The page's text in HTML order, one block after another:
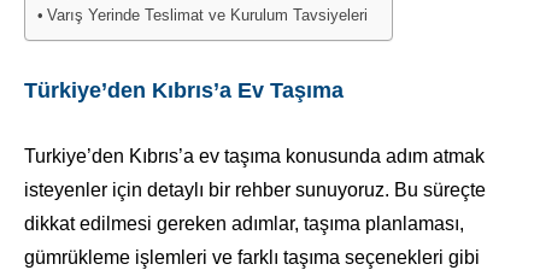
Varış Yerinde Teslimat ve Kurulum Tavsiyeleri
Türkiye’den Kıbrıs’a Ev Taşıma
Turkiye’den Kıbrıs’a ev taşıma konusunda adım atmak
isteyenler için detaylı bir rehber sunuyoruz. Bu süreçte
dikkat edilmesi gereken adımlar, taşıma planlaması,
gümrükleme işlemleri ve farklı taşıma seçenekleri gibi